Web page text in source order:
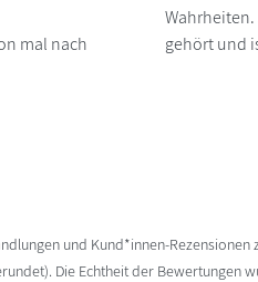
mal nach
gehört und
und Kund*innen-Rezensionen
Die Echtheit der Bewertungen